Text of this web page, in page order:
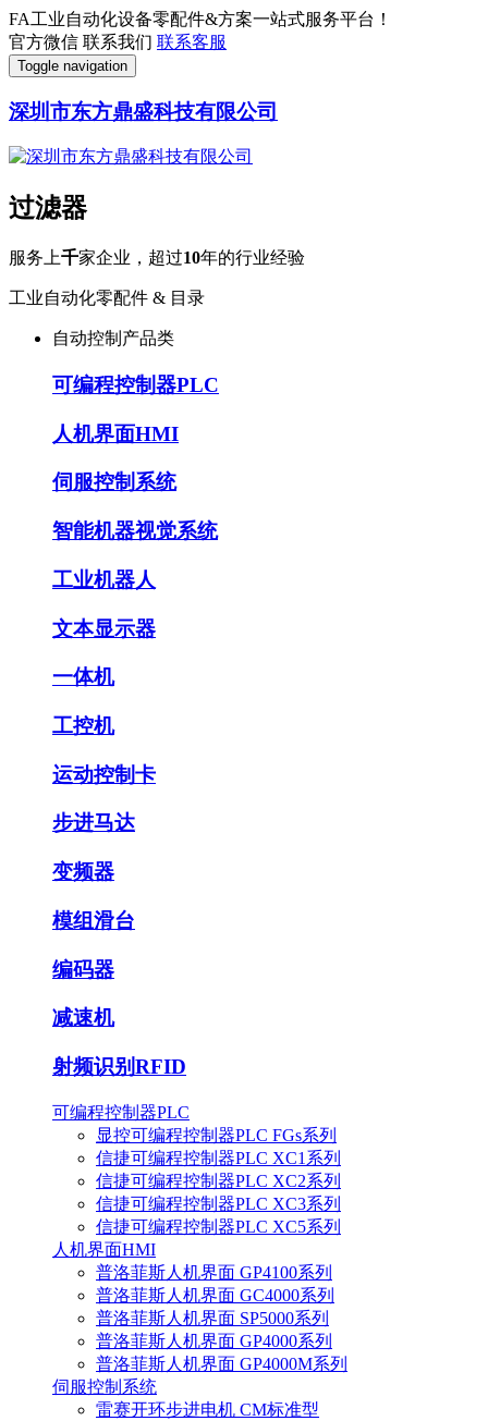
FA工业自动化设备零配件&方案一站式服务平台！
官方微信 联系我们 联系客服
Toggle navigation
深圳市东方鼎盛科技有限公司
过滤器
服务上千家企业，超过10年的行业经验
工业自动化零配件 & 目录
自动控制产品类
可编程控制器PLC
人机界面HMI
伺服控制系统
智能机器视觉系统
工业机器人
文本显示器
一体机
工控机
运动控制卡
步进马达
变频器
模组滑台
编码器
减速机
射频识别RFID
可编程控制器PLC
显控可编程控制器PLC FGs系列
信捷可编程控制器PLC XC1系列
信捷可编程控制器PLC XC2系列
信捷可编程控制器PLC XC3系列
信捷可编程控制器PLC XC5系列
人机界面HMI
普洛菲斯人机界面 GP4100系列
普洛菲斯人机界面 GC4000系列
普洛菲斯人机界面 SP5000系列
普洛菲斯人机界面 GP4000系列
普洛菲斯人机界面 GP4000M系列
伺服控制系统
雷赛开环步进电机 CM标准型